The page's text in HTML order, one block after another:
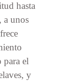
hasta
a unos
para el
y